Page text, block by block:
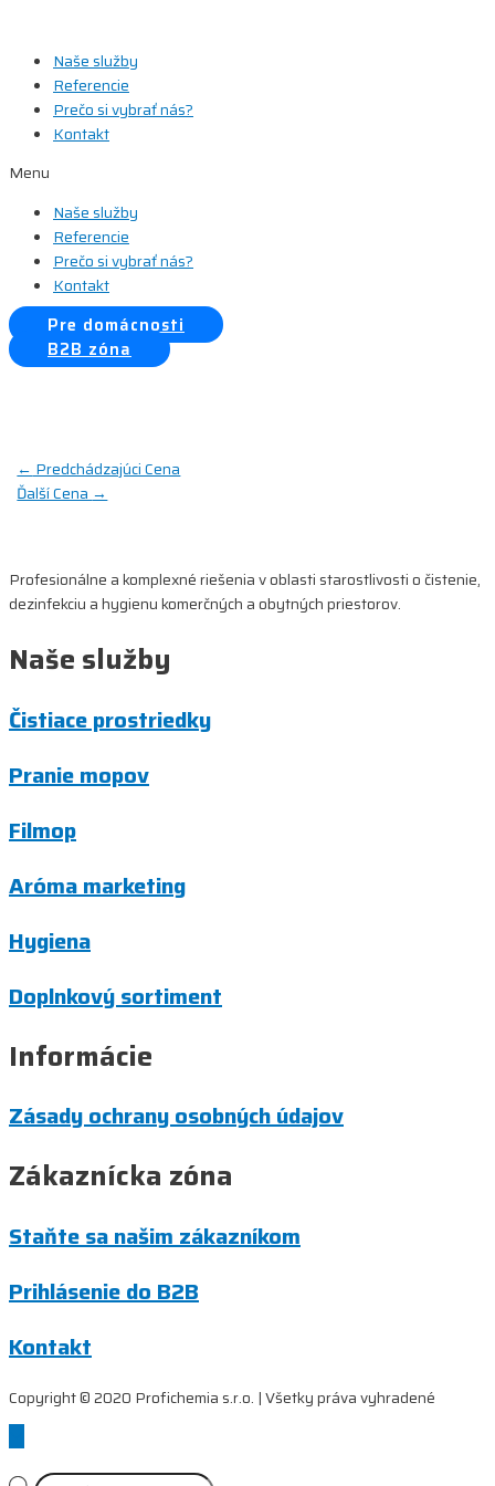
obsah Naše služby
Referencie
Prečo si vybrať nás?
Kontakt
Menu
Naše služby
Referencie
Prečo si vybrať nás?
Kontakt
Pre domácnosti
B2B zóna
Navigácia
← Predchádzajúci Cena
Ďalší Cena →
Profesionálne a komplexné riešenia v oblasti starostlivosti o čistenie,
dezinfekciu a hygienu komerčných a obytných priestorov.
Naše služby
Čistiace prostriedky
Pranie mopov
Filmop
Aróma marketing
Hygiena
Doplnkový sortiment
Informácie
Zásady ochrany osobných údajov
Zákaznícka zóna
Staňte sa našim zákazníkom
Prihlásenie do B2B
Kontakt
Copyright © 2020 Profichemia s.r.o. | Všetky práva vyhradené